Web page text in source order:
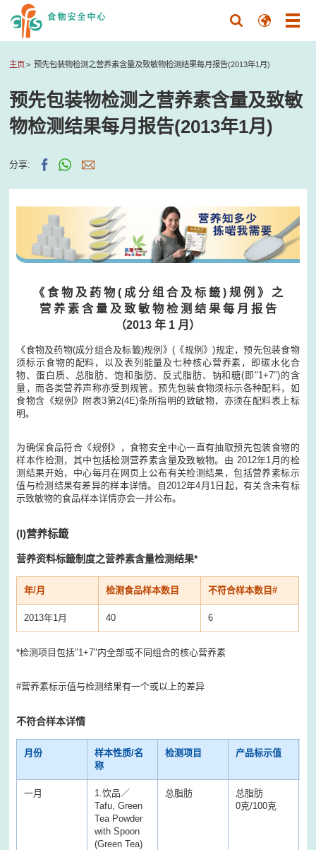
主页 预先包装物检测之营养素含量及致敏物检测结果每月报告(2013年1月)
预先包装物检测之营养素含量及致敏
物检测结果每月报告(2013年1月)
分享:
《 食 物 及 药 物 ( 成 分 组 合 及 标 籤 ) 规 例 》 之
营 养 素 含 量 及 致 敏 物 检 测 结 果 每 月 报 告
（2013 年 1 月）
《食物及药物(成分组合及标籤)规例》(《规例》)规定，预先包装食物
须标示食物的配料，以及表列能量及七种核心营养素，即碳水化合
物、蛋白质、总脂肪、饱和脂肪、反式脂肪、钠和糖(即"1+7")的含
量，而各类营养声称亦受到规管。预先包装食物须标示各种配料，如
食物含《规例》附表3第2(4E)条所指明的致敏物，亦须在配料表上标
明。
为确保食品符合《规例》，食物安全中心一直有抽取预先包装食物的
样本作检测，其中包括检测营养素含量及致敏物。由 2012年1月的检
测结果开始，中心每月在网页上公布有关检测结果，包括营养素标示
值与检测结果有差异的样本详情。自2012年4月1日起，有关含未有标
示致敏物的食品样本详情亦会一并公布。
(I)营养标籤
营养资料标籤制度之营养素含量检测结果*
年/月 检测食品样本数目 不符合样本数目#
2013年1月 40 6
*检测项目包括"1+7"内全部或不同组合的核心营养素
#营养素标示值与检测结果有一个或以上的差异
不符合样本详情
月份
样本性质/名
称
检测项目 产品标示值
一月
1.饮品／
Tafu, Green
Tea Powder
with Spoon
(Green Tea)
总脂肪
总脂肪
0克/100克